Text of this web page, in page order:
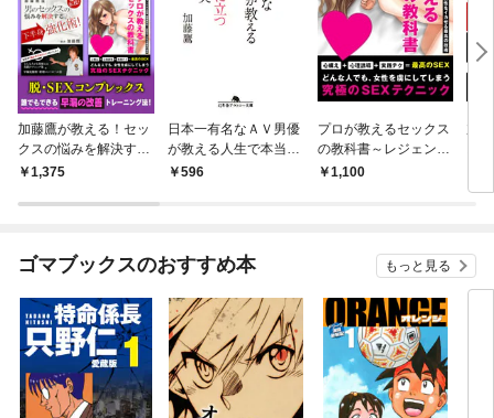
加藤鷹が教える！セッ
クスの悩みを解決する
22のアドバイス
1,375
日本一有名なＡＶ男優
が教える人生で本当に
役に立つ69の真実
596
プロが教えるセックス
の教科書～レジェンド
AV男優 加藤鷹直伝！
1,100
加
な
ゴマブックスのおすすめ本 もっと見る